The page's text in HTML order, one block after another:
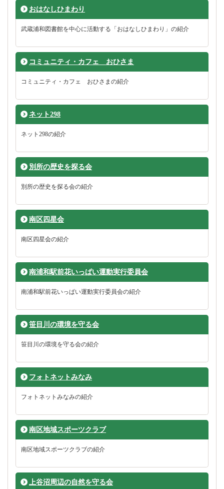
おはなしひまわり
武蔵浦和図書館を中心に活動する「おはなしひまわり」の紹介
コミュニティ・カフェ おひさま
コミュニティ・カフェ おひさまの紹介
ネット298
ネット298の紹介
別所の歴史を探る会
別所の歴史を探る会の紹介
南区四星会
南区四星会の紹介
南浦和駅前花いっぱい運動実行委員会
南浦和駅前花いっぱい運動実行委員会の紹介
笹目川の環境を守る会
笹目川の環境を守る会の紹介
フォトネットみなみ
フォトネットみなみの紹介
南区地域スポーツクラブ
南区地域スポーツクラブの紹介
上谷沼周辺の自然を守る会